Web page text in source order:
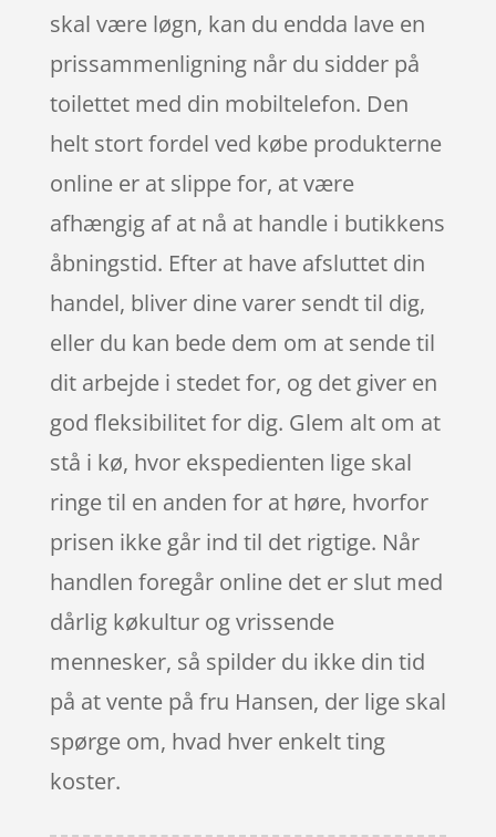
skal være løgn, kan du endda lave en
prissammenligning når du sidder på
toilettet med din mobiltelefon. Den
helt stort fordel ved købe produkterne
online er at slippe for, at være
afhængig af at nå at handle i butikkens
åbningstid. Efter at have afsluttet din
handel, bliver dine varer sendt til dig,
eller du kan bede dem om at sende til
dit arbejde i stedet for, og det giver en
god fleksibilitet for dig. Glem alt om at
stå i kø, hvor ekspedienten lige skal
ringe til en anden for at høre, hvorfor
prisen ikke går ind til det rigtige. Når
handlen foregår online det er slut med
dårlig køkultur og vrissende
mennesker, så spilder du ikke din tid
på at vente på fru Hansen, der lige skal
spørge om, hvad hver enkelt ting
koster.